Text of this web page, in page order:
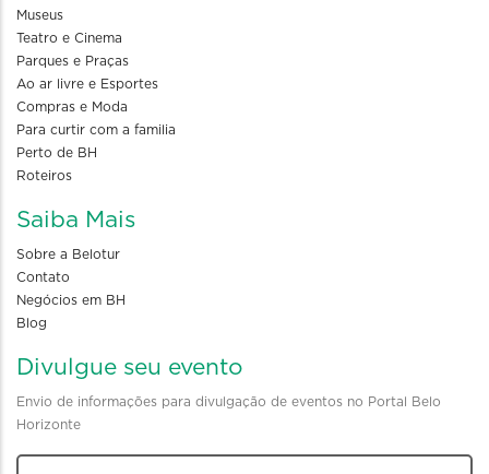
Museus
Teatro e Cinema
Parques e Praças
Ao ar livre e Esportes
Compras e Moda
Para curtir com a familia
Perto de BH
Roteiros
Saiba Mais
Sobre a Belotur
Contato
Negócios em BH
Blog
Divulgue seu evento
Envio de informações para divulgação de eventos no Portal Belo
Horizonte